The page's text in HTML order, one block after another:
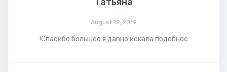
August 19, 2019
Спасибо большое я давно искала подобное!